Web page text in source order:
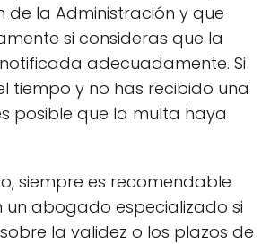
de la Administración y que
si consideras que la
adecuadamente. Si
tiempo y no has recibido una
posible que la multa haya
siempre es recomendable
un abogado especializado si
la validez o los plazos de